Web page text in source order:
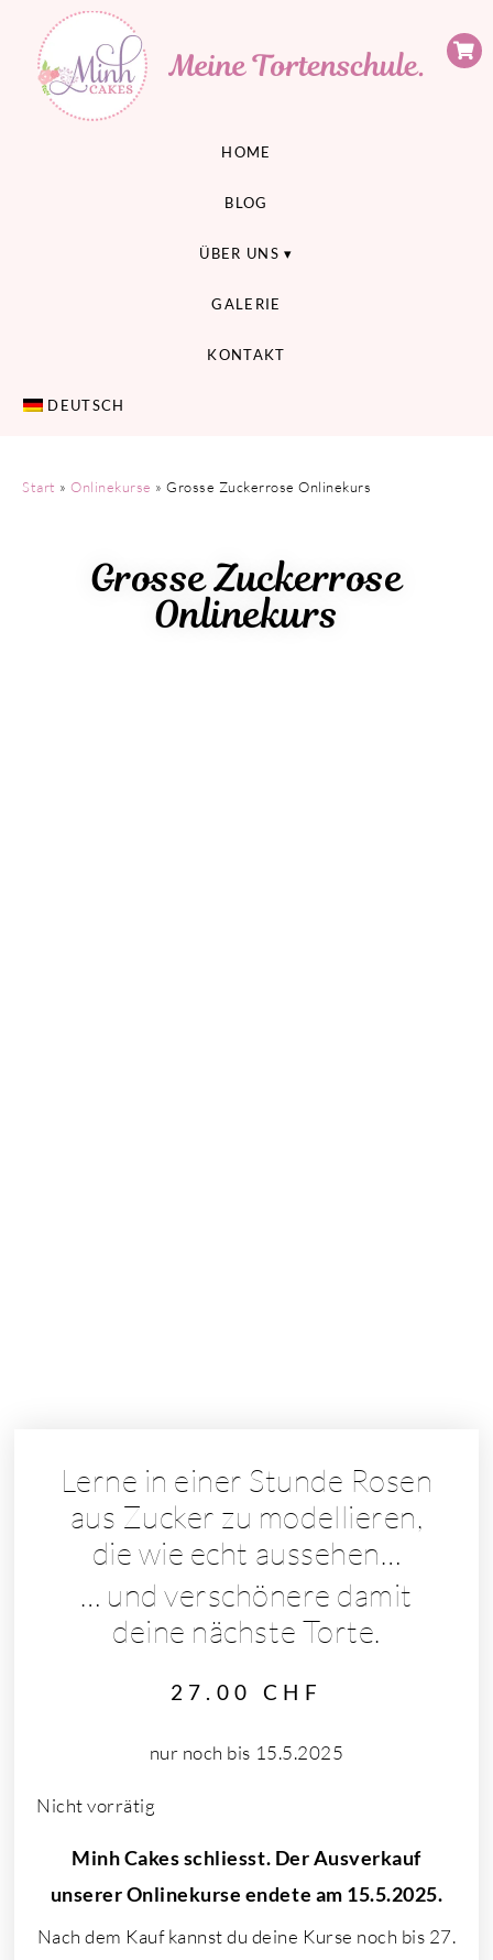
MEINE TORTENSCHULE
HOME
BLOG
ÜBER UNS
GALERIE
KONTAKT
DEUTSCH
Start »Onlinekurse » Grosse Zuckerrose Onlinekurs
Grosse Zuckerrose
Onlinekurs
Lerne in einer Stunde Rosen
aus Zucker zu modellieren,
die wie echt aussehen…
… und verschönere damit
deine nächste Torte.
27.00CHF
nur noch bis 15.5.2025
Nicht vorrätig
Minh Cakes schliesst. Der Ausverkauf
unserer Onlinekurse endete am 15.5.2025.
Nach dem Kauf kannst du deine Kurse noch bis 27.